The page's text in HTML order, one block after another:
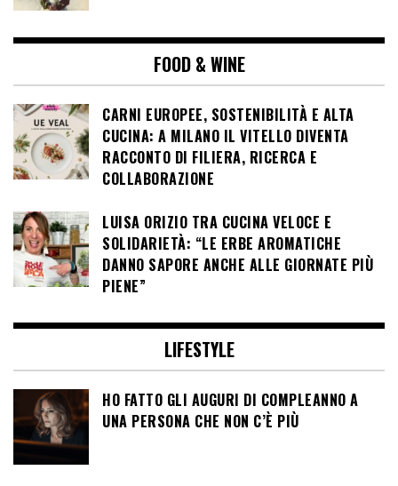
FOOD & WINE
CARNI EUROPEE, SOSTENIBILITÀ E ALTA
CUCINA: A MILANO IL VITELLO DIVENTA
RACCONTO DI FILIERA, RICERCA E
COLLABORAZIONE
LUISA ORIZIO TRA CUCINA VELOCE E
SOLIDARIETÀ: “LE ERBE AROMATICHE
DANNO SAPORE ANCHE ALLE GIORNATE PIÙ
PIENE”
LIFESTYLE
HO FATTO GLI AUGURI DI COMPLEANNO A
UNA PERSONA CHE NON C’È PIÙ